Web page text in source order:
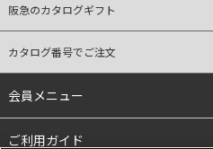
阪急のカタログギフト
カタログ番号でご注文
会員メニュー
ご利用ガイド